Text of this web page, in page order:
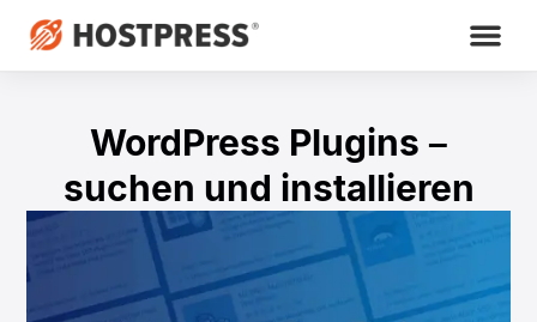
WordPress Plugins –
suchen und installieren